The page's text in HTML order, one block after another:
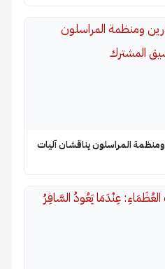
المراسلون يناقشان آليات